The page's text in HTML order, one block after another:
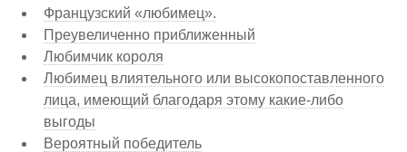
Французский «любимец».
Преувеличенно приближенный
Любимчик короля
Любимец влиятельного или высокопоставленного
лица, имеющий благодаря этому какие-либо
выгоды
Вероятный победитель